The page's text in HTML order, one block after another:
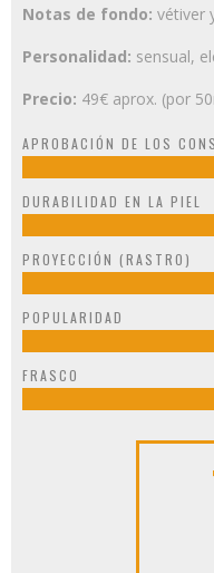
Notas de fondo: vétiver
Personalidad: sensual,
Precio: 49€ aprox. (por
APROBACIÓN DE LOS
DURABILIDAD EN LA PIEL
PROYECCIÓN (RASTRO)
POPULARIDAD
FRASCO